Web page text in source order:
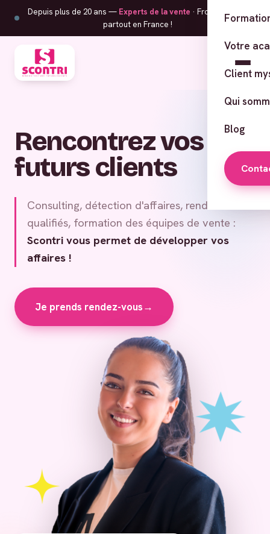
Depuis plus de 20 ans — Experts de la vente · From Corsica,
partout en France !
Votre
Client
Qui
Blog
Rencontrez vos
futurs clients
Consulting, détection d'affaires, rendez-vous
qualifiés, formation des équipes de vente :
Scontri vous permet de développer vos
affaires !
Je prends rendez-vous→